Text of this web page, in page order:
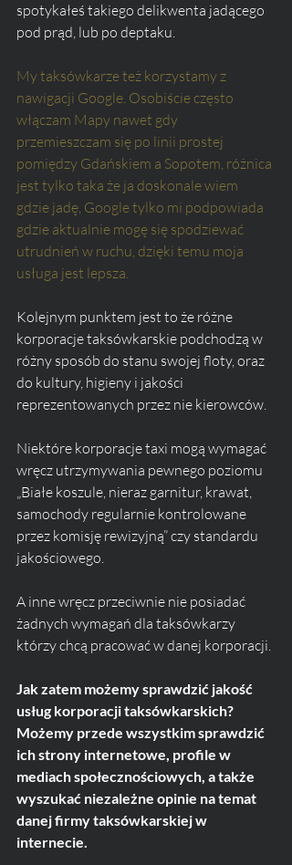
spotykałeś takiego delikwenta jadącego
pod prąd, lub po deptaku.
My taksówkarze też korzystamy z
nawigacji Google. Osobiście często
włączam Mapy nawet gdy
przemieszczam się po linii prostej
pomiędzy Gdańskiem a Sopotem, różnica
jest tylko taka że ja doskonale wiem
gdzie jadę, Google tylko mi podpowiada
gdzie aktualnie mogę się spodziewać
utrudnień w ruchu, dzięki temu moja
usługa jest lepsza.
Kolejnym punktem jest to że różne
korporacje taksówkarskie podchodzą w
różny sposób do stanu swojej floty, oraz
do kultury, higieny i jakości
reprezentowanych przez nie kierowców.
Niektóre korporacje taxi mogą wymagać
wręcz utrzymywania pewnego poziomu
„Białe koszule, nieraz garnitur, krawat,
samochody regularnie kontrolowane
przez komisję rewizyjną” czy standardu
jakościowego.
A inne wręcz przeciwnie nie posiadać
żadnych wymagań dla taksówkarzy
którzy chcą pracować w danej korporacji.
Jak zatem możemy sprawdzić jakość
usług korporacji taksówkarskich?
Możemy przede wszystkim sprawdzić
ich strony internetowe, profile w
mediach społecznościowych, a także
wyszukać niezależne opinie na temat
danej firmy taksówkarskiej w
internecie.